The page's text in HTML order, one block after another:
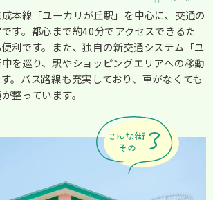
本線「ユーカリが丘駅」を中心に、交通の
す。都心まで約40分でアクセスできるた
利です。また、独自の新交通システム「ユ
を巡り、駅やショッピングエリアへの移動
。バス路線も充実しており、車がなくても
整っています。